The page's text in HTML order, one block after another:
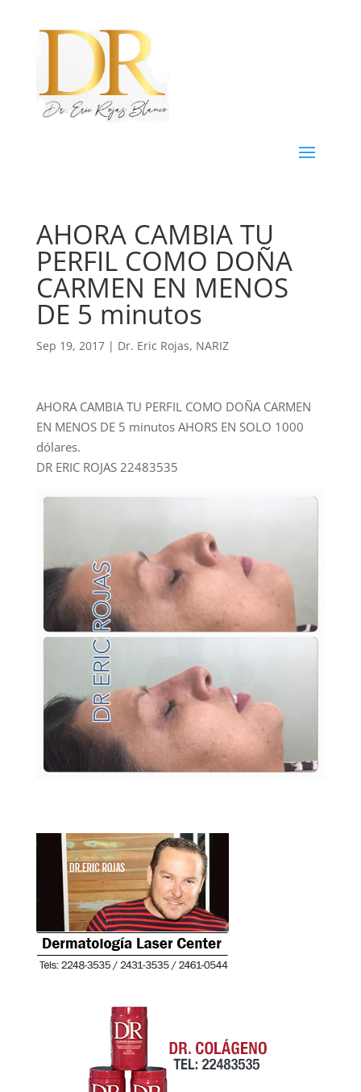
AHORA CAMBIA TU
PERFIL COMO DOÑA
CARMEN EN MENOS
DE 5 minutos
Sep 19, 2017| Dr. Eric Rojas, NARIZ
AHORA CAMBIA TU PERFIL COMO DOÑA CARMEN
EN MENOS DE 5 minutos AHORS EN SOLO 1000
dólares.
DR ERIC ROJAS 22483535